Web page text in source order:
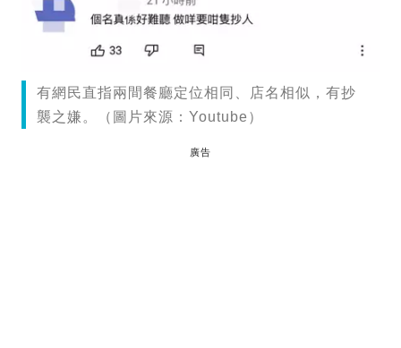
有網民直指兩間餐廳定位相同、店名相似，有抄
襲之嫌。（圖片來源：Youtube）
廣告